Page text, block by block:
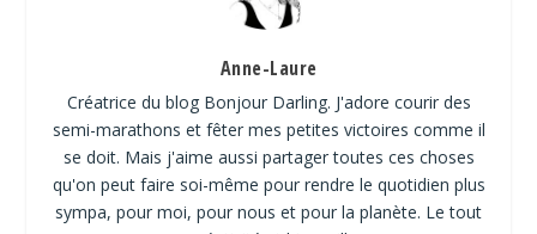
Anne-Laure
Créatrice du blog Bonjour Darling. J'adore courir des
semi-marathons et fêter mes petites victoires comme il
se doit. Mais j'aime aussi partager toutes ces choses
qu'on peut faire soi-même pour rendre le quotidien plus
sympa, pour moi, pour nous et pour la planète. Le tout